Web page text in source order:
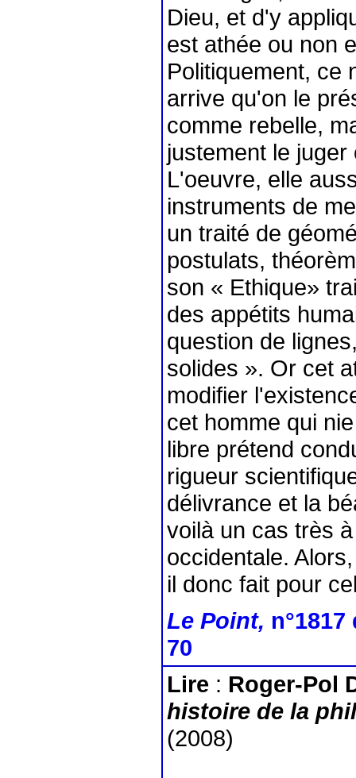
Dieu, et d'y
est athée ou non
Politiquement, ce
arrive qu'on le
comme rebelle,
justement le
L'oeuvre, elle
instruments de
un traité de
postulats,
son « Ethique»
des appétits
question de
solides ». Or cet
modifier
cet homme qui
libre prétend
rigueur
délivrance et la
voilà un cas très
occidentale.
il donc fait pour
Le Point,
70
Lire : Roger-Pol
histoire de la
(2008)